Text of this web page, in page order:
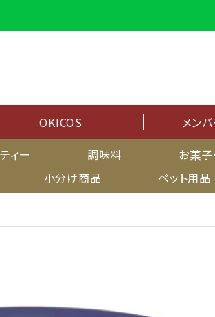
OKICOS
メン
メンバーシッ
マイページ
ィー 調味料 お菓子
小分け商品 ペット用品